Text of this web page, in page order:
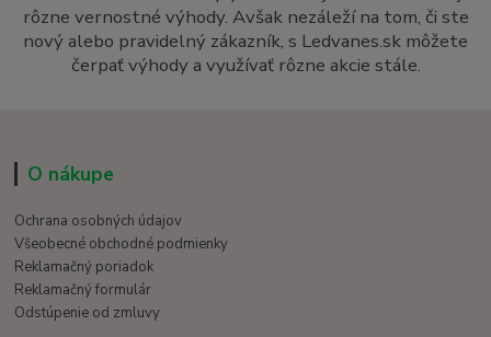
rôzne vernostné výhody. Avšak nezáleží na tom, či ste
nový alebo pravidelný zákazník, s Ledvanes.sk môžete
čerpať výhody a využívať rôzne akcie stále.
O nákupe
Ochrana osobných údajov
Všeobecné obchodné podmienky
Reklamačný poriadok
Reklamačný formulár
Odstúpenie od zmluvy